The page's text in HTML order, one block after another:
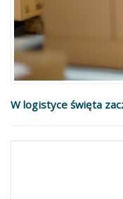
W logistyce święta